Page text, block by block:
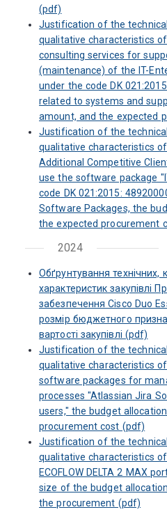
(pdf)
Justification of the
qualitative characteristics
consulting services for
(maintenance) of the IT-
under the code DK
related to systems and
amount, and the expected
Justification of the
qualitative characteristics
Additional Competitive
use the software package
code DK 021:2015:
Software Packages, the
the expected procurement
2024
Обґрунтування технічних,
характеристик закупівлі
забезпечення Cisco Duo
розмір бюджетного
вартості закупівлі (pdf)
Justification of the
qualitative characteristics
software packages for
processes "Atlassian Jira
users," the budget
procurement cost (pdf)
Justification of the
qualitative characteristics
ECOFLOW DELTA 2 MAX
size of the budget
the procurement (pdf)